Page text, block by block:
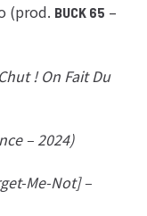
(prod. BUCK 65 –
! On Fait Du
– 2024)
Me-Not] –